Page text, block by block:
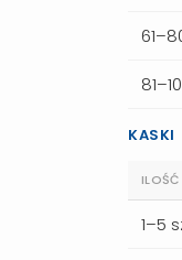
KASKI
1–5